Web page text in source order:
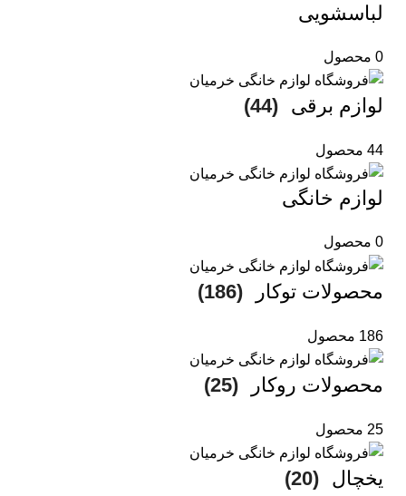
لباسشویی
0 محصول
لوازم برقی (44)
44 محصول
لوازم خانگی
0 محصول
محصولات توکار (186)
186 محصول
محصولات روکار (25)
25 محصول
یخچال (20)